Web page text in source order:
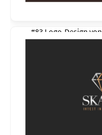
#83 Logo-Design von